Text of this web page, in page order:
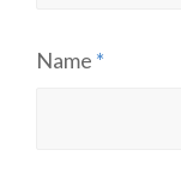
Name *